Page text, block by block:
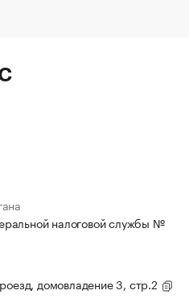
налоговой службы №
домовладение 3, стр.2